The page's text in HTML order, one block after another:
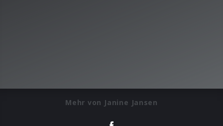
Mehr von Janine Jansen